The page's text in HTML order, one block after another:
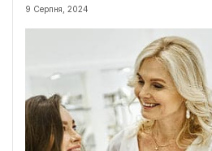
9 Серпня, 2024